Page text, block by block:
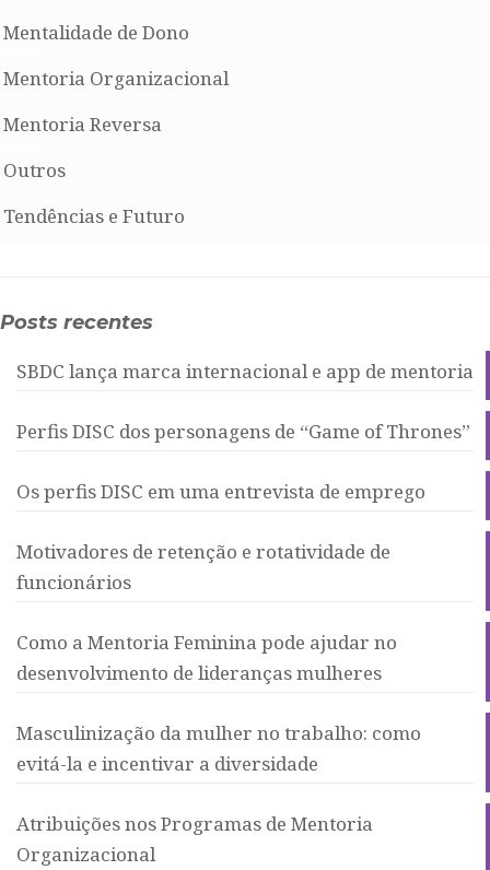
Mentalidade de Dono
Mentoria Organizacional
Mentoria Reversa
Outros
Tendências e Futuro
Posts recentes
SBDC lança marca internacional e app de mentoria
Perfis DISC dos personagens de “Game of Thrones”
Os perfis DISC em uma entrevista de emprego
Motivadores de retenção e rotatividade de
funcionários
Como a Mentoria Feminina pode ajudar no
desenvolvimento de lideranças mulheres
Masculinização da mulher no trabalho: como
evitá-la e incentivar a diversidade
Atribuições nos Programas de Mentoria
Organizacional